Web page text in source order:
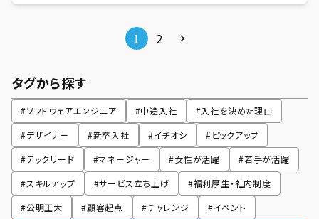
1 2
タグから探す
#ソフトウェアエンジニア #中途入社 #入社を決めた理由
#デザイナー #新卒入社 #イチオシ #ピックアップ
#テックリード #マネージャー #女性が活躍 #若手が活躍
#スキルアップ #サービス立ち上げ #福利厚生・社内制度
#公明正大 #顧客起点 #チャレンジ #イベント